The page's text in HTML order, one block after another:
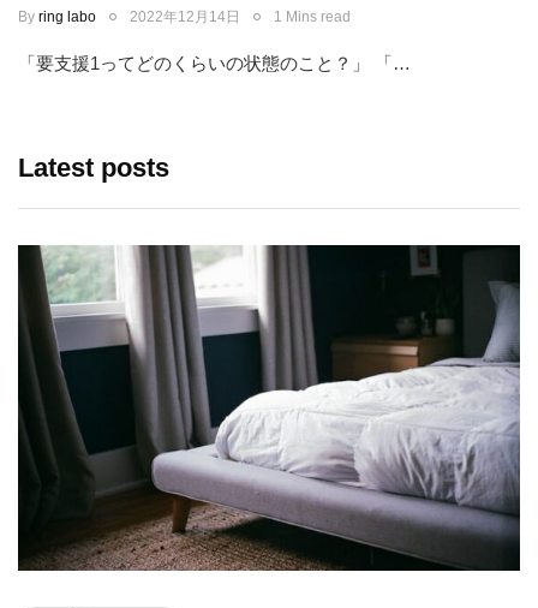
By ring labo 2022年12月14日 1 Mins read
「要支援1ってどのくらいの状態のこと？」 「…
Latest posts